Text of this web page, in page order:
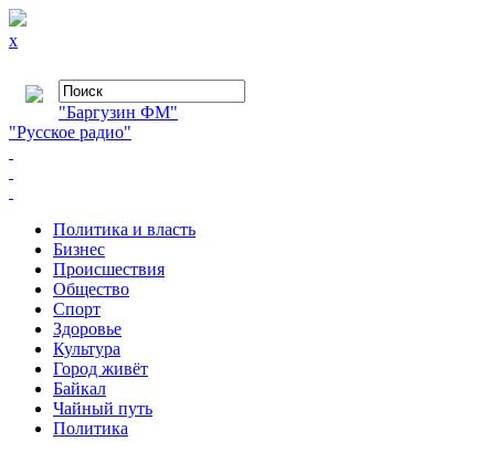
x
"Баргузин ФМ"
"Русское радио"
Политика и власть
Бизнес
Происшествия
Общество
Cпорт
Здоровье
Культура
Город живёт
Байкал
Чайный путь
Политика